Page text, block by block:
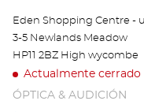
Eden Shopping Centre -
3-5 Newlands Meadow
HP11 2BZ High wycombe
Actualmente cerrado
ÓPTICA & AUDICIÓN